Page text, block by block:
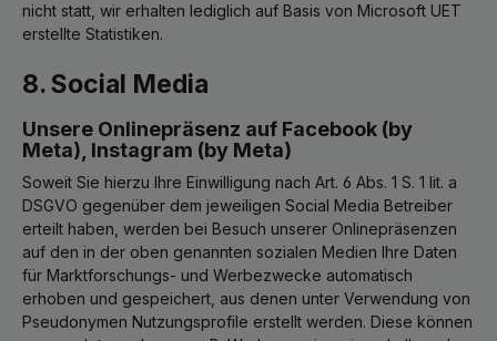
nicht statt, wir erhalten lediglich auf Basis von Microsoft UET
erstellte Statistiken.
8. Social Media
Unsere Onlinepräsenz auf Facebook (by
Meta), Instagram (by Meta)
Soweit Sie hierzu Ihre Einwilligung nach Art. 6 Abs. 1 S. 1 lit. a
DSGVO gegenüber dem jeweiligen Social Media Betreiber
erteilt haben, werden bei Besuch unserer Onlinepräsenzen
auf den in der oben genannten sozialen Medien Ihre Daten
für Marktforschungs- und Werbezwecke automatisch
erhoben und gespeichert, aus denen unter Verwendung von
Pseudonymen Nutzungsprofile erstellt werden. Diese können